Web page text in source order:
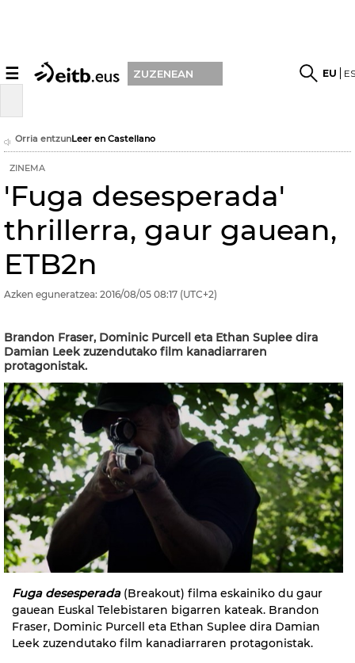
☰ ZUZENEAN EU
Orria entzunLeer en Castellano
ZINEMA
'Fuga desesperada'
thrillerra, gaur gauean,
ETB2n
Azken eguneratzea: 2016/08/05 08:17 (UTC+2)
Brandon Fraser, Dominic Purcell eta Ethan Suplee dira
Damian Leek zuzendutako film kanadiarraren
protagonistak.
Fuga desesperada(Breakout) filma eskainiko du gaur
gauean Euskal Telebistaren bigarren kateak. Brandon
Fraser, Dominic Purcell eta Ethan Suplee dira Damian
Leek zuzendutako film kanadiarraren protagonistak.